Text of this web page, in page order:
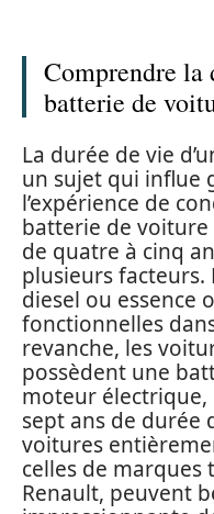
Comprendre la
batterie de
La durée de vie
un sujet qui influe
l’expérience de
batterie de
de quatre à cinq
plusieurs facteurs.
diesel ou essence
fonctionnelles
revanche, les
possèdent une
moteur électrique,
sept ans de durée
voitures
celles de marques
Renault, peuvent